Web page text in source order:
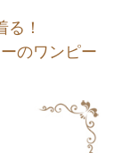
！
のワンピー